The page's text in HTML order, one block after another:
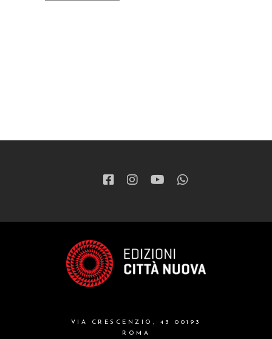
VIA CRESCENZIO, 43 00193
ROMA